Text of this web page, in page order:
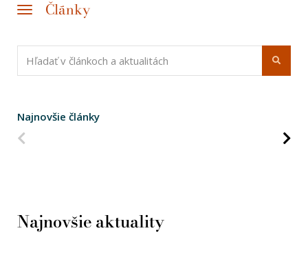
Články
Najnovšie články
Najnovšie aktuality